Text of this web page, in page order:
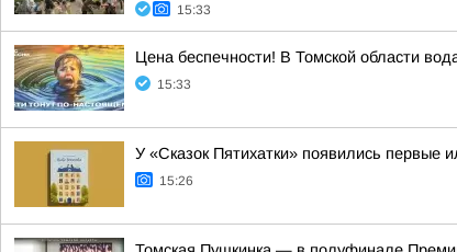
15:33
Цена беспечности! В Томской области
15:33
У «Сказок Пятихатки» появились первые
15:26